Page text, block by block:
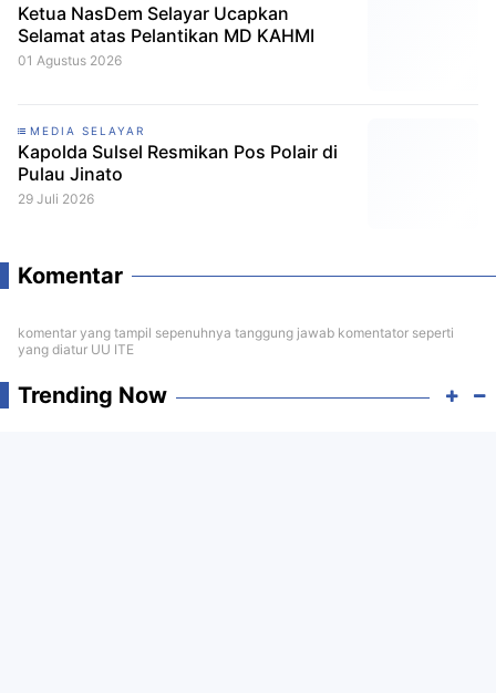
Ketua NasDem Selayar Ucapkan
Selamat atas Pelantikan MD KAHMI
01 Agustus 2026
MEDIA SELAYAR
Kapolda Sulsel Resmikan Pos Polair di
Pulau Jinato
29 Juli 2026
Komentar
komentar yang tampil sepenuhnya tanggung jawab komentator seperti
yang diatur UU ITE
Trending Now